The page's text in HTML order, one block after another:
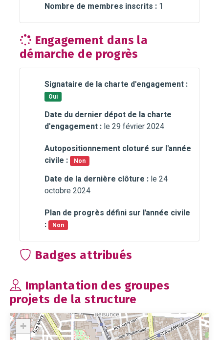
Nombre de membres inscrits : 1
Engagement dans la
démarche de progrès
Signataire de la charte d'engagement :
Oui
Date du dernier dépot de la charte
d'engagement : le 29 février 2024
Autopositionnement cloturé sur l'année
civile :
Non
Date de la dernière clôture : le 24
octobre 2024
Plan de progrès défini sur l'année civile
:
Non
Badges attribués
Implantation des groupes
projets de la structure
+